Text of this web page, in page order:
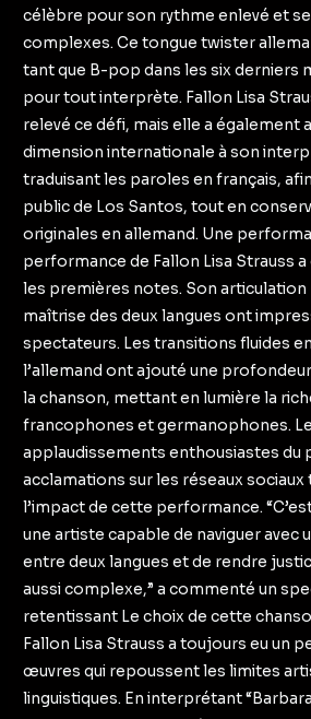
célèbre pour son rythme enlevé et
complexes. Ce tongue twister
tant que B-pop dans les six derniers
pour tout interprète. Fallon Lisa
relevé ce défi, mais elle a également
dimension internationale à son
traduisant les paroles en français,
public de Los Santos, tout en
originales en allemand. Une
performance de Fallon Lisa Strauss
les premières notes. Son articulation
maîtrise des deux langues ont
spectateurs. Les transitions fluides
l’allemand ont ajouté une
la chanson, mettant en lumière la
francophones et germanophones.
applaudissements enthousiastes du
acclamations sur les réseaux
l’impact de cette performance.
une artiste capable de naviguer avec
entre deux langues et de rendre
aussi complexe,” a commenté un
retentissant Le choix de cette
Fallon Lisa Strauss a toujours eu un
œuvres qui repoussent les limites
linguistiques. En interprétant